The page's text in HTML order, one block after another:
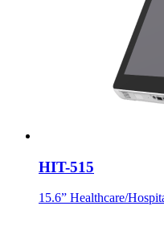
HIT-515
15.6” Healthcare/